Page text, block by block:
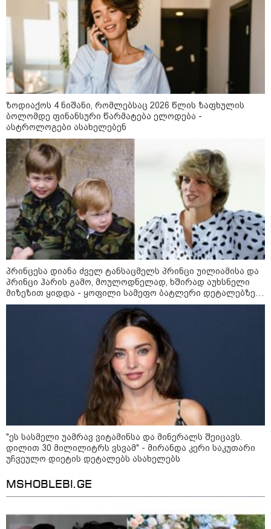
დაშავებულები
მოზაიკა
არშემდგარი ქორწინება 15 წლით უფროს
ქართველთან - ალინა კაბაევას
საიდუმლო ცხოვრება: როგორ
გამოიყურებოდა ის პლასტიკურ
ოპერაციებამდე
14:20 / 08-08-2026
"ქალაქი დავთმე, მაგრამ
ქალურობა - არა. ვერ იჯერებენ
ფერმერი თუ ვარ" - როგორ
09:36 / 08-08-2026
ზოდიაქოს 4 ნიშანი, რომლებსაც 2026 წლის ზაფხულის
ბოლომდე ფინანსური წარმატება ელოდება -
ასტროლოგები ასახელებენ
პრინცესა დიანა ძველ ტანსაცმელს პრინცი უილიამისა და
პრინცი ჰარის გამო, მოულოდნელად, ხშირად აუხსნელი
მიზეზით ყიდდა - ყოფილი სამეფო ბატლერი დეტალებზე
საკუთარ წიგნში საუბრობს
"ეს სასმელი უამრავ ვიტამინსა და მინერალს შეიცავს.
დილით 30 მილილიტრს ვსვამ" - მირანდა კერი საკუთარი
უჩვეულო დიეტის დეტალებს ასახელებს
MSHOBLEBI.GE